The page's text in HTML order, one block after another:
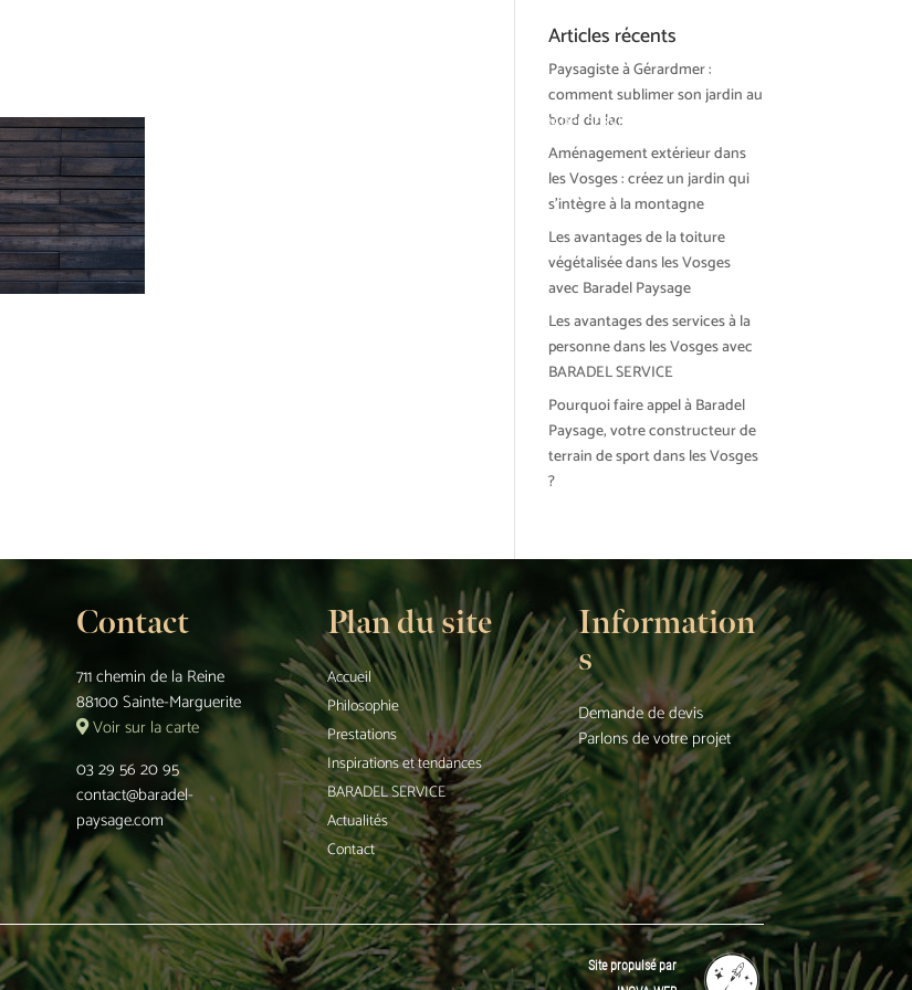
BARADEL SERVICE
Articles récents
Paysagiste à Gérardmer :
comment sublimer son jardin au
bord du lac
Aménagement extérieur dans
les Vosges : créez un jardin qui
s’intègre à la montagne
Les avantages de la toiture
végétalisée dans les Vosges
avec Baradel Paysage
Les avantages des services à la
personne dans les Vosges avec
BARADEL SERVICE
Pourquoi faire appel à Baradel
Paysage, votre constructeur de
terrain de sport dans les Vosges
?
Contact
711 chemin de la Reine
88100 Sainte-Marguerite
Voir sur la carte
03 29 56 20 95
contact@baradel-
paysage.com
Plan du site
Accueil
Philosophie
Prestations
Inspirations et tendances
BARADEL SERVICE
Actualités
Contact
Information
s
Demande de devis
Parlons de votre projet
Site propulsé par